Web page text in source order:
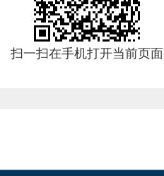
扫一扫在手机打开当前页面